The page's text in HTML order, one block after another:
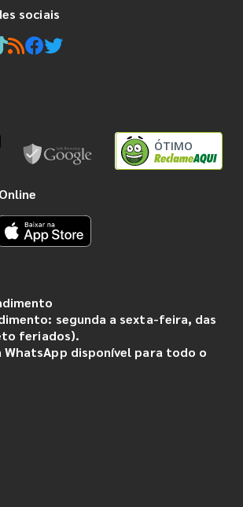
sociais
ÓTIMO
segunda a sexta-feira, das
feriados).
disponível para todo o